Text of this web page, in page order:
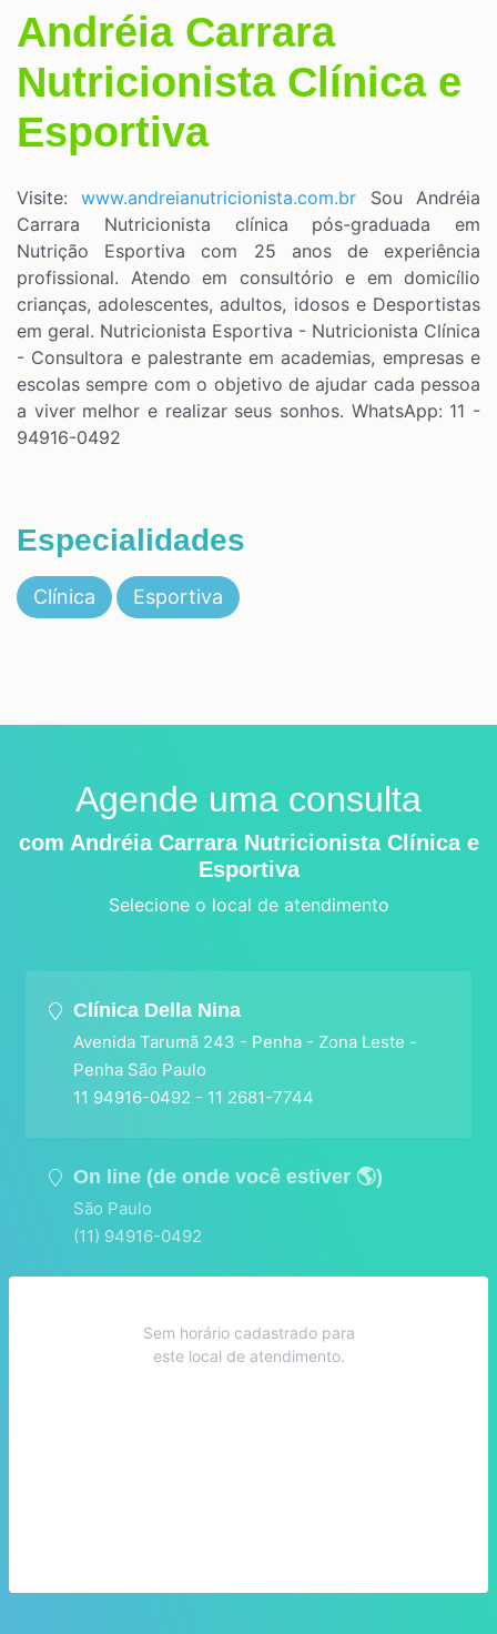
Andréia Carrara
Nutricionista Clínica e
Esportiva
Visite:www.andreianutricionista.com.br Sou Andréia
Carrara Nutricionista clínica pós-graduada em
Nutrição Esportiva com 25 anos de experiência
profissional. Atendo em consultório e em domicílio
crianças, adolescentes, adultos, idosos e Desportistas
em geral. Nutricionista Esportiva - Nutricionista Clínica
- Consultora e palestrante em academias, empresas e
escolas sempre com o objetivo de ajudar cada pessoa
a viver melhor e realizar seus sonhos. WhatsApp: 11 -
94916-0492
Especialidades
Clínica Esportiva
Agende uma consulta
com Andréia Carrara Nutricionista Clínica e
Esportiva
Selecione o local de atendimento
Clínica Della Nina
Avenida Tarumã 243 - Penha - Zona Leste -
Penha São Paulo
11 94916-0492 - 11 2681-7744
On line (de onde você estiver 🌎)
São Paulo
(11) 94916-0492
Sem horário cadastrado para
este local de atendimento.